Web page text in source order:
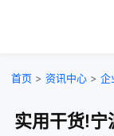
首页 > 资讯中心 > 企
实用干货!宁